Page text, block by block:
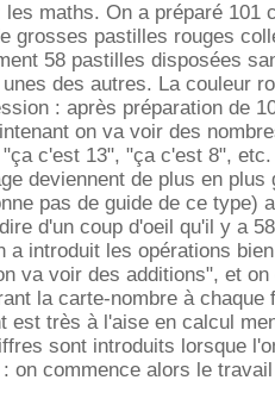
les maths. On a préparé 101
grosses pastilles rouges
58 pastilles disposées
des autres. La couleur
: après préparation de
on va voir des
c'est 13", "ça c'est 8",
deviennent de plus en
pas de guide de ce type)
d'un coup d'oeil qu'il y a
a introduit les opérations
va voir des additions", et
la carte-nombre à
est très à l'aise en calcul
sont introduits lorsque
on commence alors le